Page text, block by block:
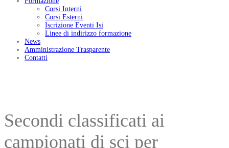
Corsi Interni
Corsi Esterni
Iscrizione Eventi Isi
Linee di indirizzo formazione
News
Amministrazione Trasparente
Contatti
Secondi classificati ai
campionati di sci per